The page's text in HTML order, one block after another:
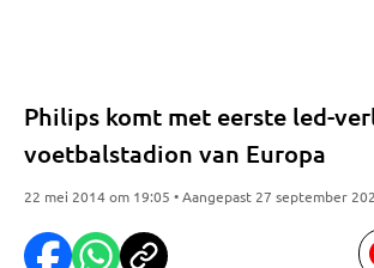
Philips komt met eerste led-
voetbalstadion van Europa
22 mei 2014 om 19:05 • Aangepast 27 september